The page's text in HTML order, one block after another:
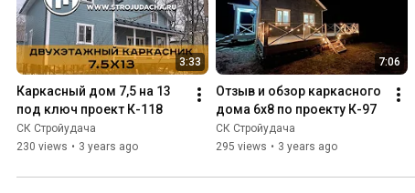
3:33
Каркасный дом 7,5 на 13
под ключ проект К-118
СК Стройудача
230 views • 3 years ago
7:06
Отзыв и обзор каркасного
дома 6х8 по проекту К-97
СК Стройудача
295 views • 3 years ago